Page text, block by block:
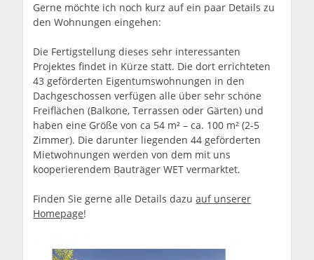
Gerne möchte ich noch kurz auf ein paar Details zu
den Wohnungen eingehen:
Die Fertigstellung dieses sehr interessanten
Projektes findet in Kürze statt. Die dort errichteten
43 geförderten Eigentumswohnungen in den
Dachgeschossen verfügen alle über sehr schöne
Freiflächen (Balkone, Terrassen oder Gärten) und
haben eine Größe von ca 54 m² – ca. 100 m² (2-5
Zimmer). Die darunter liegenden 44 geförderten
Mietwohnungen werden von dem mit uns
kooperierendem Bauträger WET vermarktet.
Finden Sie gerne alle Details dazuauf unserer
Homepage!